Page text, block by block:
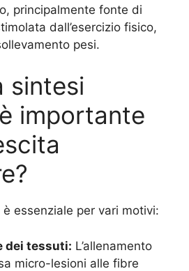
principalmente fonte di
dall’esercizio fisico,
pesi.
sintesi
importante
essenziale per vari motivi:
dei tessuti: L’allenamento
micro-lesioni alle fibre